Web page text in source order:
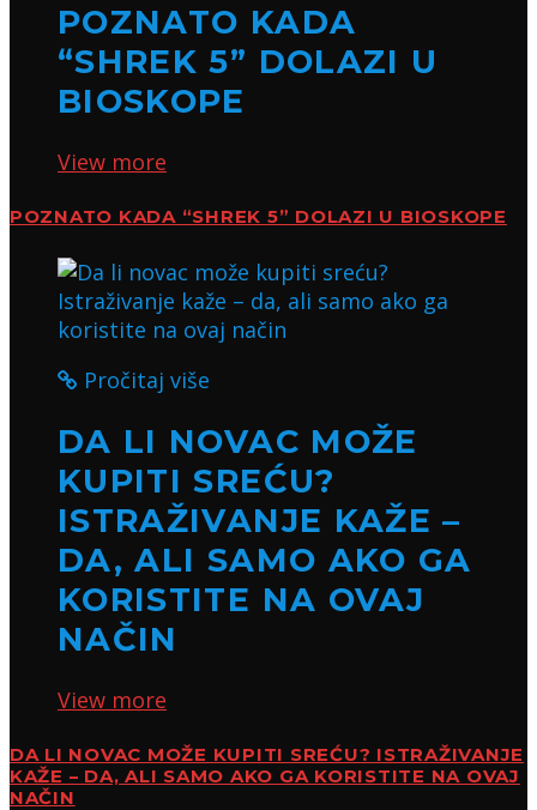
POZNATO KADA
“SHREK 5” DOLAZI U
BIOSKOPE
View more
POZNATO KADA “SHREK 5” DOLAZI U BIOSKOPE
Pročitaj više
DA LI NOVAC MOŽE
KUPITI SREĆU?
ISTRAŽIVANJE KAŽE –
DA, ALI SAMO AKO GA
KORISTITE NA OVAJ
NAČIN
View more
DA LI NOVAC MOŽE KUPITI SREĆU? ISTRAŽIVANJE
KAŽE – DA, ALI SAMO AKO GA KORISTITE NA OVAJ
NAČIN